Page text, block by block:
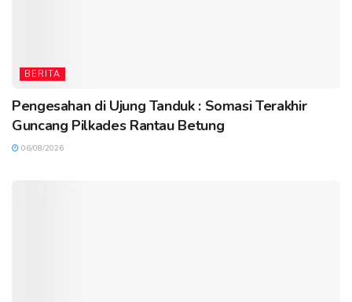
BERITA
Pengesahan di Ujung Tanduk : Somasi Terakhir
Guncang Pilkades Rantau Betung
06/08/2026